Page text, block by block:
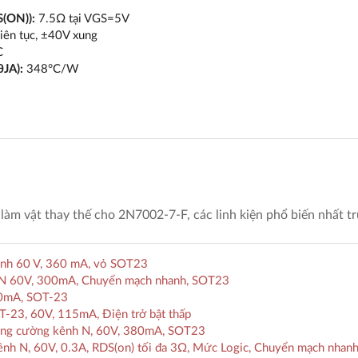
7.5Ω tại VGS=5V
tục, ±40V xung
348°C/W
vật thay thế cho 2N7002-7-F, các linh kiện phổ biến nhất
60 V, 360 mA, vỏ SOT23
300mA, Chuyển mạch nhanh, SOT23
SOT-23
23, 60V, 115mA, Điện trở bật thấp
cường kênh N, 60V, 380mA, SOT23
N, 60V, 0.3A, RDS(on) tối đa 3Ω, Mức Logic, Chuyển mạch nhanh